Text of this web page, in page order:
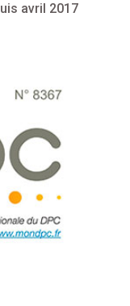
avril 2017